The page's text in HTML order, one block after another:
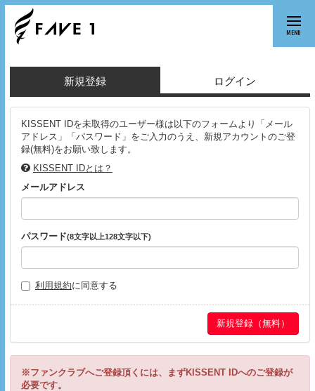
MENU
新規登録 ログイン
KISSENT IDを未取得のユーザー様は以下のフォームより「メール
アドレス」「パスワード」をご入力のうえ、新規アカウントのご登
録(無料)をお願い致します。
KISSENT IDとは？
メールアドレス
パスワード(8文字以上128文字以下)
利用規約に同意する
※ファンクラブへご登録頂くには、まずKISSENT IDへのご登録が
必要です。